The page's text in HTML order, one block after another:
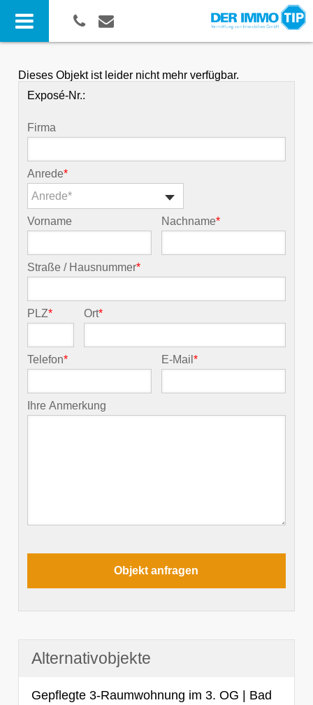
Dieses Objekt ist leider nicht mehr verfügbar.
Exposé-Nr.:
Firma
Anrede*
Anrede*
Vorname Nachname*
Straße / Hausnummer*
PLZ* Ort*
Telefon* E-Mail*
Ihre Anmerkung
Alternativobjekte
Gepflegte 3-Raumwohnung im 3. OG | Bad